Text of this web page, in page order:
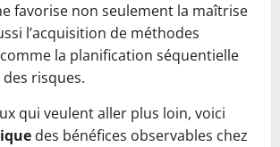
favorise non seulement la maîtrise
l’acquisition de méthodes
la planification séquentielle
des risques.
qui veulent aller plus loin, voici
des bénéfices observables chez